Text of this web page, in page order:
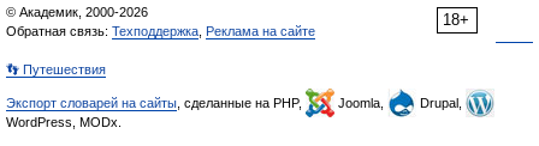
18+
© Академик, 2000-2026
Обратная связь: Техподдержка Реклама на сайте
👣 Путешествия
Экспорт словарей на сайты , сделанные на PHP, Joomla,
Drupal,
WordPress, MODx.